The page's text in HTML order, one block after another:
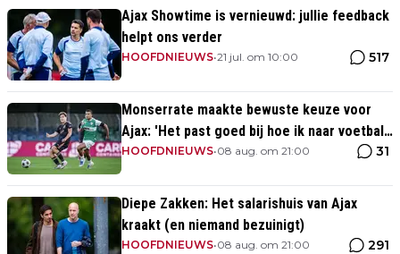
Ajax Showtime is vernieuwd: jullie feedback
helpt ons verder
HOOFDNIEUWS•21 jul. om 10:00 517
Monserrate maakte bewuste keuze voor
Ajax: 'Het past goed bij hoe ik naar voetbal
kijk’
HOOFDNIEUWS•08 aug. om 21:00 31
Diepe Zakken: Het salarishuis van Ajax
kraakt (en niemand bezuinigt)
HOOFDNIEUWS•08 aug. om 21:00 291